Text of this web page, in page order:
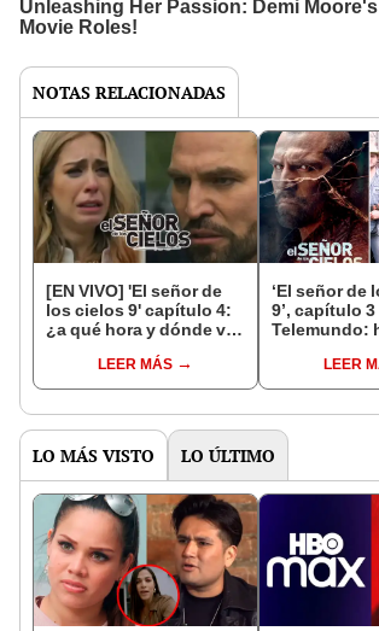
NOTAS RELACIONADAS
[EN VIVO] 'El señor de
los cielos 9' capítulo 4:
¿a qué hora y dónde ver
ONLINE?LEER MÁS
‘El señor de
9’, capítulo
Telemundo:
ONLINELEER
LO MÁS VISTO LO ÚLTIMO